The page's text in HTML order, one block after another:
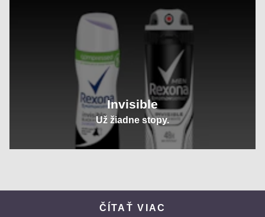
Invisible
Už žiadne stopy.
ČÍTAŤ VIAC